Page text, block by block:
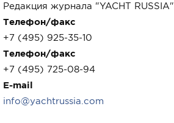
Редакция журнала "YACHT RUSSIA"
Телефон/факс
+7 (495) 925-35-10
Телефон/факс
+7 (495) 725-08-94
E-mail
info@yachtrussia.com